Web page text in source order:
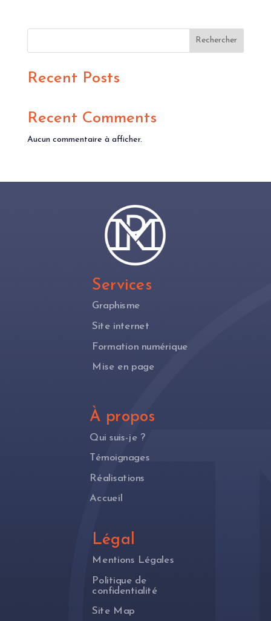
Rechercher
Recent Posts
Recent Comments
Aucun commentaire à afficher.
Services
Graphisme
Site internet
Formation numérique
Mise en page
À propos
Qui suis-je ?
Témoignages
Réalisations
Accueil
Légal
Mentions Légales
Politique de
confidentialité
Site Map